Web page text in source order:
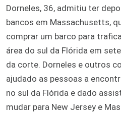
Dorneles, 36, admitiu ter
bancos em Massachusetts,
comprar um barco para
área do sul da Flórida em
da corte. Dorneles e outros
ajudado as pessoas a
no sul da Flórida e dado
mudar para New Jersey e